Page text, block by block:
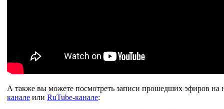
А также вы можете посмотреть записи прошедших эфиров
канале или RuTube-канале: